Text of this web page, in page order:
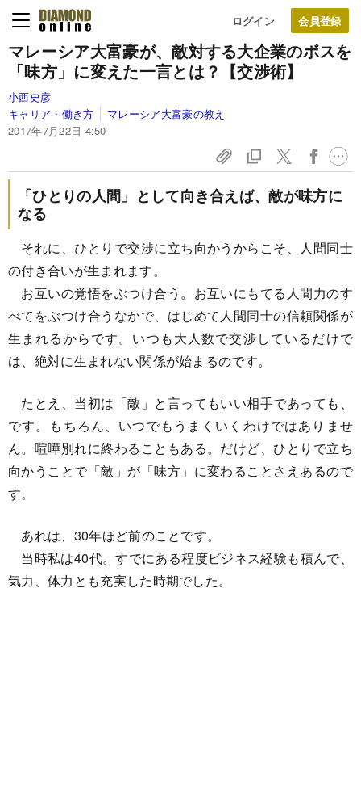
ログイン
マレーシア大富豪が、敵対する大企業のボスを
「味方」に変えた一言とは？【交渉術】
小西史彦
キャリア・働き方
マレーシア大富豪の教え
2017年7月22日 4:50
「ひとりの人間」として向き合えば、敵が味方に
なる
それに、ひとりで交渉に立ち向かうからこそ、人間同士
の付き合いが生まれます。
お互いの覚悟をぶつけ合う。お互いにもてる人間力のす
べてをぶつけ合うなかで、はじめて人間同士の信頼関係が
生まれるからです。いつも大人数で交渉しているだけで
は、絶対に生まれない関係が始まるのです。
たとえ、当初は「敵」と言ってもいい相手であっても、
です。もちろん、いつでもうまくいくわけではありませ
ん。喧嘩別れに終わることもある。だけど、ひとりで立ち
向かうことで「敵」が「味方」に変わることさえあるので
す。
あれは、30年ほど前のことです。
当時私は40代。すでにある程度ビジネス経験も積んで、
気力、体力とも充実した時期でした。